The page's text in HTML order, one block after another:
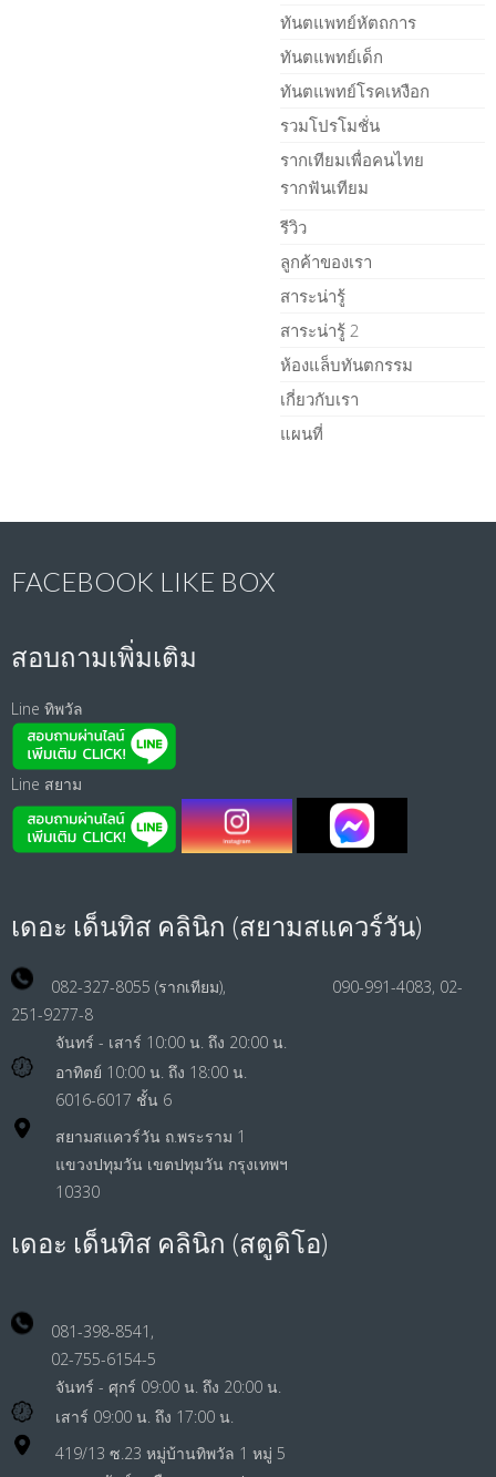
ทันตแพทย์หัตถการ
ทันตแพทย์เด็ก
ทันตแพทย์โรคเหงือก
รวมโปรโมชั่น
รากเทียมเพื่อคนไทย
รากฟันเทียม
รีวิว
ลูกค้าของเรา
สาระน่ารู้
สาระน่ารู้ 2
ห้องแล็บทันตกรรม
เกี่ยวกับเรา
แผนที่
FACEBOOK LIKE BOX
สอบถามเพิ่มเติม
Line ทิพวัล
Line สยาม
เดอะ เด็นทิส คลินิก (สยามสแควร์วัน)
082-327-8055 (รากเทียม), 090-991-4083, 02-
251-9277-8
จันทร์ - เสาร์ 10:00 น. ถึง 20:00 น.
อาทิตย์ 10:00 น. ถึง 18:00 น.
6016-6017 ชั้น 6
สยามสแควร์วัน ถ.พระราม 1
แขวงปทุมวัน เขตปทุมวัน กรุงเทพฯ
10330
เดอะ เด็นทิส คลินิก (สตูดิโอ)
081-398-8541,
02-755-6154-5
จันทร์ - ศุกร์ 09:00 น. ถึง 20:00 น.
เสาร์ 09:00 น. ถึง 17:00 น.
419/13 ซ.23 หมู่บ้านทิพวัล 1 หมู่ 5